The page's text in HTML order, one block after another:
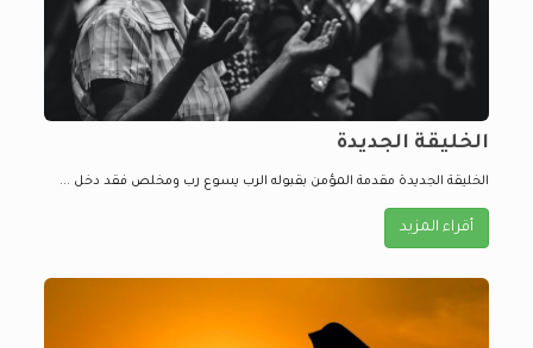
الخليقة الجديدة
الخليقة الجديدة مقدمة المؤمن بقبوله الرب يسوع رب ومخلص فقد دخل ...
أقراء المزيد